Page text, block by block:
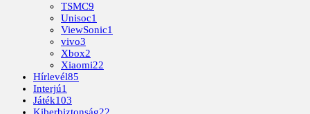
TSMC9
Unisoc1
ViewSonic1
vivo3
Xbox2
Xiaomi22
Hírlevél85
Interjú1
Játék103